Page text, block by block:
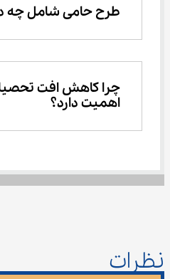
طرح حامی شامل چه
چرا کاهش افت
اهمیت دارد؟
نظرات